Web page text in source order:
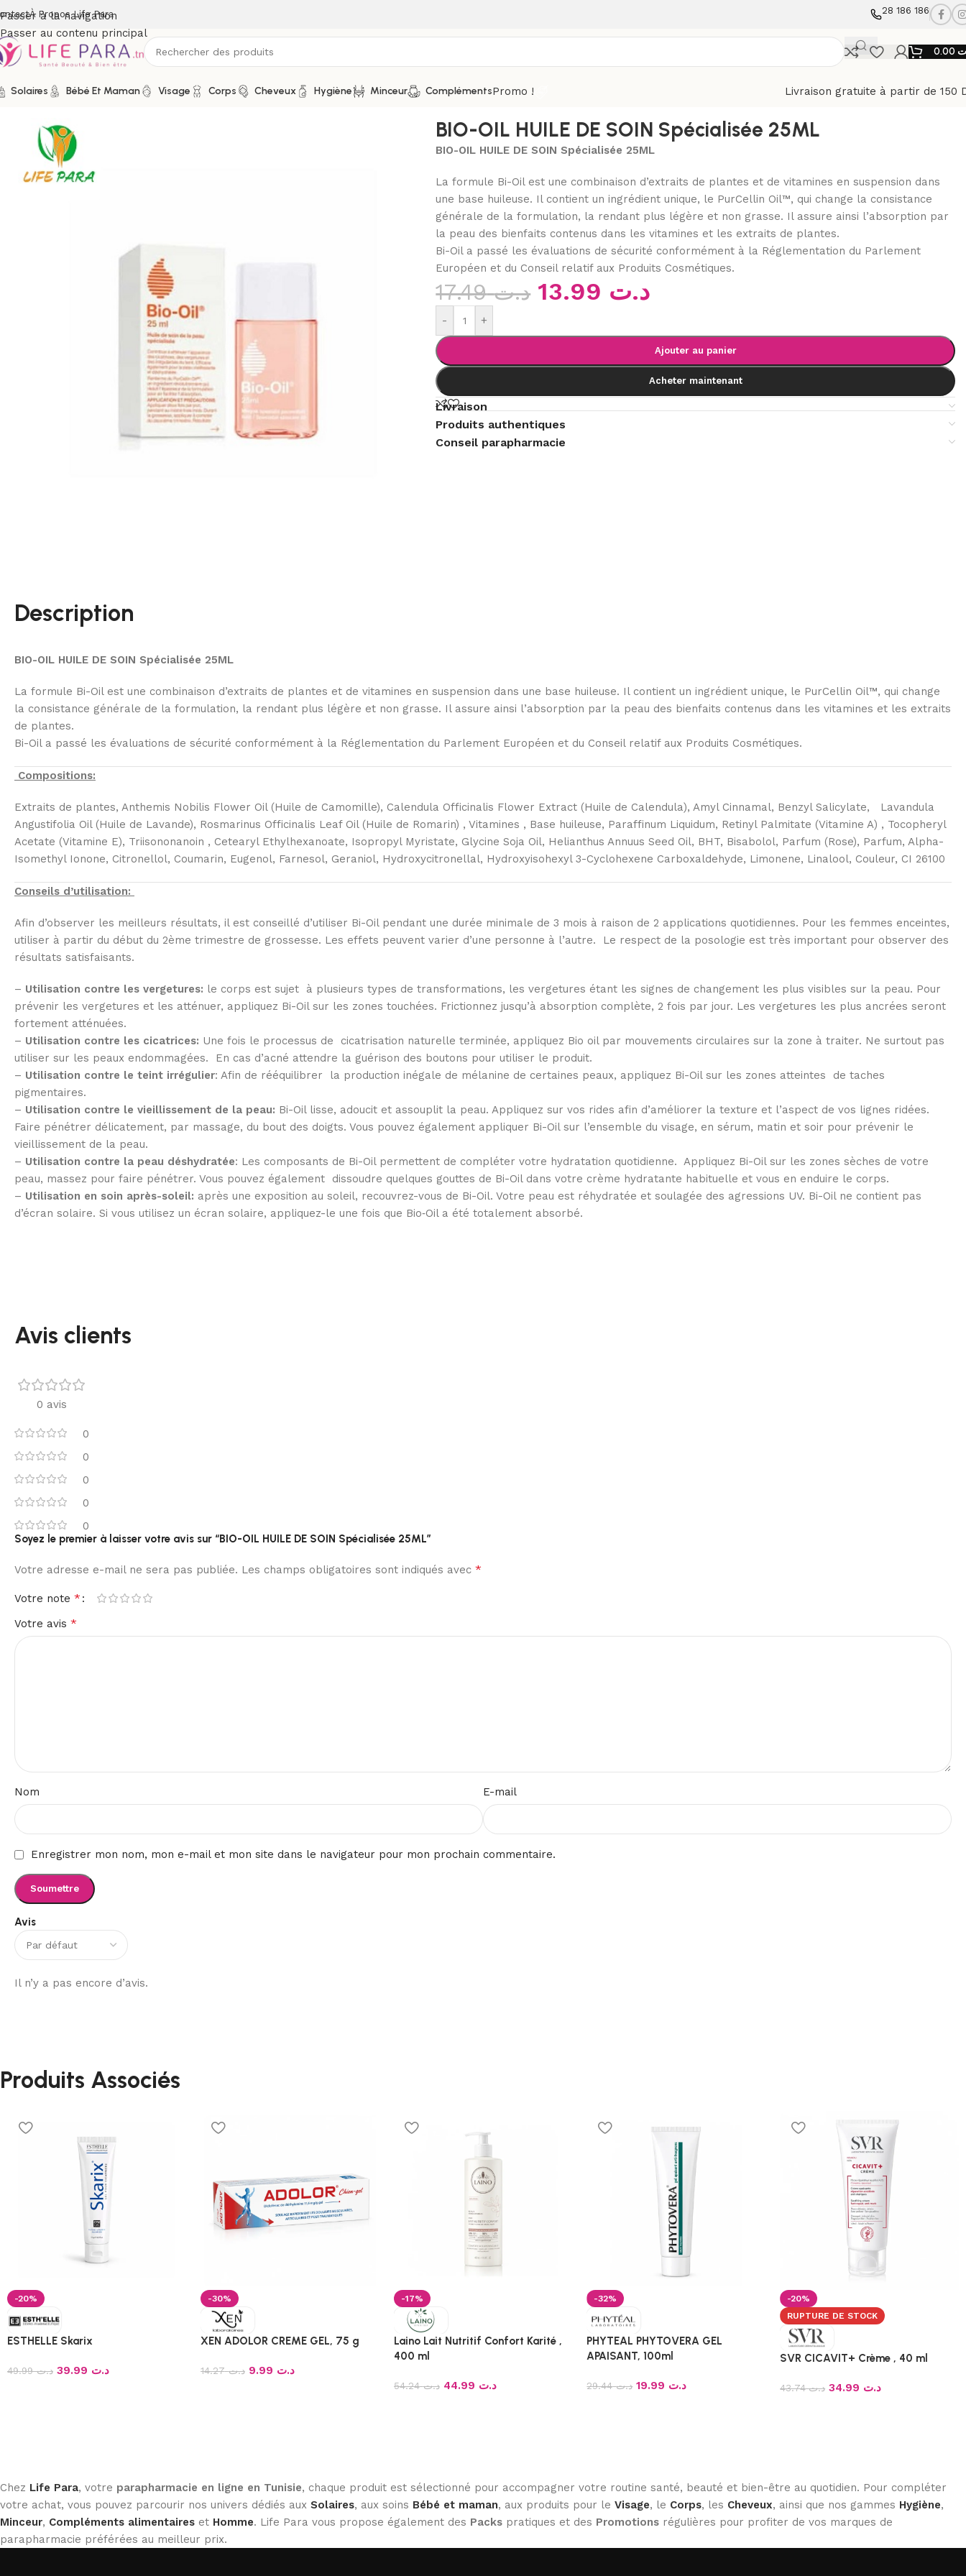
Passer à la navigation
Passer au contenu principal
À Propos Life Para 28 186 186
Solaires Bébé Et Maman Visage Corps Cheveux Hygiène Minceur ComplémentsPromo !
Livraison gratuite à partir de 150
/Boutique BIO-OIL HUILE DE SOIN Spécialisée 25ML
BIO-OIL HUILE DE SOIN Spécialisée 25ML
BIO-OIL HUILE DE SOIN Spécialisée 25ML
La formule Bi-Oil est une combinaison d’extraits de plantes et de vitamines en suspension dans
une base huileuse. Il contient un ingrédient unique, le PurCellin Oil™, qui change la consistance
générale de la formulation, la rendant plus légère et non grasse. Il assure ainsi l’absorption par
la peau des bienfaits contenus dans les vitamines et les extraits de plantes.
Bi-Oil a passé les évaluations de sécurité conformément à la Réglementation du Parlement
Européen et du Conseil relatif aux Produits Cosmétiques.
د.ت17.49 د.ت
- +
Ajouter au panier
Acheter maintenant
Livraison
Produits authentiques
Conseil parapharmacie
Description
BIO-OIL HUILE DE SOIN Spécialisée 25ML
La formule Bi-Oil est une combinaison d’extraits de plantes et de vitamines en suspension dans une base huileuse. Il contient un ingrédient unique, le PurCellin Oil™, qui change
la consistance générale de la formulation, la rendant plus légère et non grasse. Il assure ainsi l’absorption par la peau des bienfaits contenus dans les vitamines et les extraits
de plantes.
Bi-Oil a passé les évaluations de sécurité conformément à la Réglementation du Parlement Européen et du Conseil relatif aux Produits Cosmétiques.
Compositions:
Extraits de plantes, Anthemis Nobilis Flower Oil (Huile de Camomille), Calendula Officinalis Flower Extract (Huile de Calendula), Amyl Cinnamal, Benzyl Salicylate, Lavandula
Angustifolia Oil (Huile de Lavande), Rosmarinus Officinalis Leaf Oil (Huile de Romarin) , Vitamines , Base huileuse, Paraffinum Liquidum, Retinyl Palmitate (Vitamine A) , Tocopheryl
Acetate (Vitamine E), Triisononanoin , Cetearyl Ethylhexanoate, Isopropyl Myristate, Glycine Soja Oil, Helianthus Annuus Seed Oil, BHT, Bisabolol, Parfum (Rose), Parfum, Alpha-
Isomethyl Ionone, Citronellol, Coumarin, Eugenol, Farnesol, Geraniol, Hydroxycitronellal, Hydroxyisohexyl 3-Cyclohexene Carboxaldehyde, Limonene, Linalool, Couleur, CI 26100
Conseils d’utilisation:
Afin d’observer les meilleurs résultats, il est conseillé d’utiliser Bi-Oil pendant une durée minimale de 3 mois à raison de 2 applications quotidiennes. Pour les femmes enceintes,
utiliser à partir du début du 2ème trimestre de grossesse. Les effets peuvent varier d’une personne à l’autre. Le respect de la posologie est très important pour observer des
résultats satisfaisants.
– Utilisation contre les vergetures: le corps est sujet à plusieurs types de transformations, les vergetures étant les signes de changement les plus visibles sur la peau. Pour
prévenir les vergetures et les atténuer, appliquez Bi-Oil sur les zones touchées. Frictionnez jusqu’à absorption complète, 2 fois par jour. Les vergetures les plus ancrées seront
fortement atténuées.
– Utilisation contre les cicatrices: Une fois le processus de cicatrisation naturelle terminée, appliquez Bio oil par mouvements circulaires sur la zone à traiter. Ne surtout pas
utiliser sur les peaux endommagées. En cas d’acné attendre la guérison des boutons pour utiliser le produit.
– Utilisation contre le teint irrégulier: Afin de rééquilibrer la production inégale de mélanine de certaines peaux, appliquez Bi-Oil sur les zones atteintes de taches
pigmentaires.
– Utilisation contre le vieillissement de la peau: Bi-Oil lisse, adoucit et assouplit la peau. Appliquez sur vos rides afin d’améliorer la texture et l’aspect de vos lignes ridées.
Faire pénétrer délicatement, par massage, du bout des doigts. Vous pouvez également appliquer Bi-Oil sur l’ensemble du visage, en sérum, matin et soir pour prévenir le
vieillissement de la peau.
– Utilisation contre la peau déshydratée: Les composants de Bi-Oil permettent de compléter votre hydratation quotidienne. Appliquez Bi-Oil sur les zones sèches de votre
peau, massez pour faire pénétrer. Vous pouvez également dissoudre quelques gouttes de Bi-Oil dans votre crème hydratante habituelle et vous en enduire le corps.
– Utilisation en soin après-soleil: après une exposition au soleil, recouvrez-vous de Bi-Oil. Votre peau est réhydratée et soulagée des agressions UV. Bi-Oil ne contient pas
d’écran solaire. Si vous utilisez un écran solaire, appliquez-le une fois que Bio‑Oil a été totalement absorbé.
Avis clients
0 avis
0
0
0
0
0
Avis
Il n’y a pas encore d’avis.
Soyez le premier à laisser votre avis sur “BIO-OIL HUILE DE SOIN Spécialisée 25ML”
Votre adresse e-mail ne sera pas publiée. Les champs obligatoires sont indiqués avec *
Votre note *
Votre avis *
Nom E-mail
Enregistrer mon nom, mon e-mail et mon site dans le navigateur pour mon prochain commentaire.
Produits Associés
-20%
ESTHELLE Skarix
د.ت49.99 د.ت
-30%
XEN ADOLOR CREME GEL, 75 g
د.ت14.27 د.ت
-17%
Laino Lait Nutritif Confort Karité ,
400 ml
د.ت54.24 د.ت
-32%
PHYTEAL PHYTOVERA GEL
APAISANT, 100ml
د.ت29.44 د.ت
-20%
RUPTURE DE STOCK
SVR CICAVIT+ Crème , 40 ml
د.ت43.74 د.ت
Chez Life Para, votre parapharmacie en ligne en Tunisie, chaque produit est sélectionné pour accompagner votre routine santé, beauté et bien-être au quotidien. Pour compléter
votre achat, vous pouvez parcourir nos univers dédiés aux Solaires, aux soins Bébé et maman, aux produits pour le Visage, le Corps, les Cheveux, ainsi que nos gammes Hygiène,
Minceur, Compléments alimentaires et Homme. Life Para vous propose également des Packs pratiques et des Promotions régulières pour profiter de vos marques de
parapharmacie préférées au meilleur prix.